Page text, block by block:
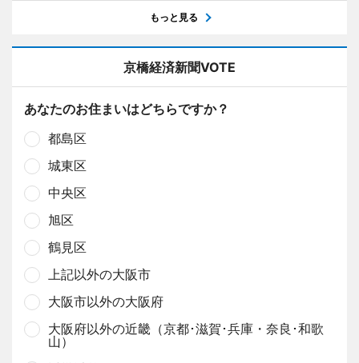
もっと見る
京橋経済新聞VOTE
あなたのお住まいはどちらですか？
都島区
城東区
中央区
旭区
鶴見区
上記以外の大阪市
大阪市以外の大阪府
大阪府以外の近畿（京都･滋賀･兵庫・奈良･和歌
山）